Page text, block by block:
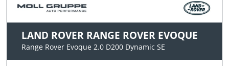
LAND ROVER RANGE ROVER EVOQUE
Range Rover Evoque 2.0 D200 Dynamic SE